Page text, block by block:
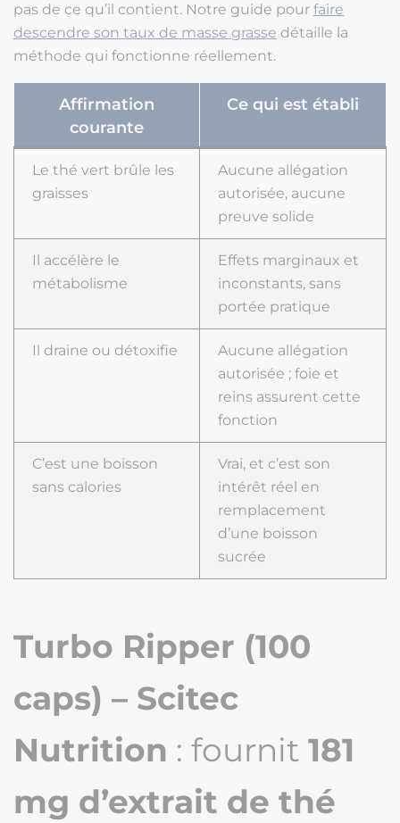
pas de ce qu’il contient. Notre guide pour faire
descendre son taux de masse grasse détaille la
méthode qui fonctionne réellement.
Affirmation
courante
Ce qui est établi
Le thé vert brûle les
graisses
Aucune allégation
autorisée, aucune
preuve solide
Il accélère le
métabolisme
Effets marginaux et
inconstants, sans
portée pratique
Il draine ou détoxifie
Aucune allégation
autorisée ; foie et
reins assurent cette
fonction
C’est une boisson
sans calories
Vrai, et c’est son
intérêt réel en
remplacement
d’une boisson
sucrée
Turbo Ripper (100
caps) – Scitec
Nutrition : fournit 181
mg d’extrait de thé